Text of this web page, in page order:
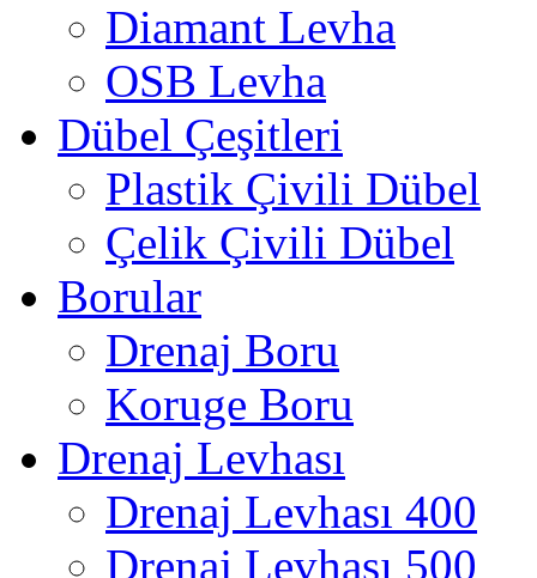
Diamant Levha
OSB Levha
Dübel Çeşitleri
Plastik Çivili Dübel
Çelik Çivili Dübel
Borular
Drenaj Boru
Koruge Boru
Drenaj Levhası
Drenaj Levhası 400
Drenaj Levhası 500